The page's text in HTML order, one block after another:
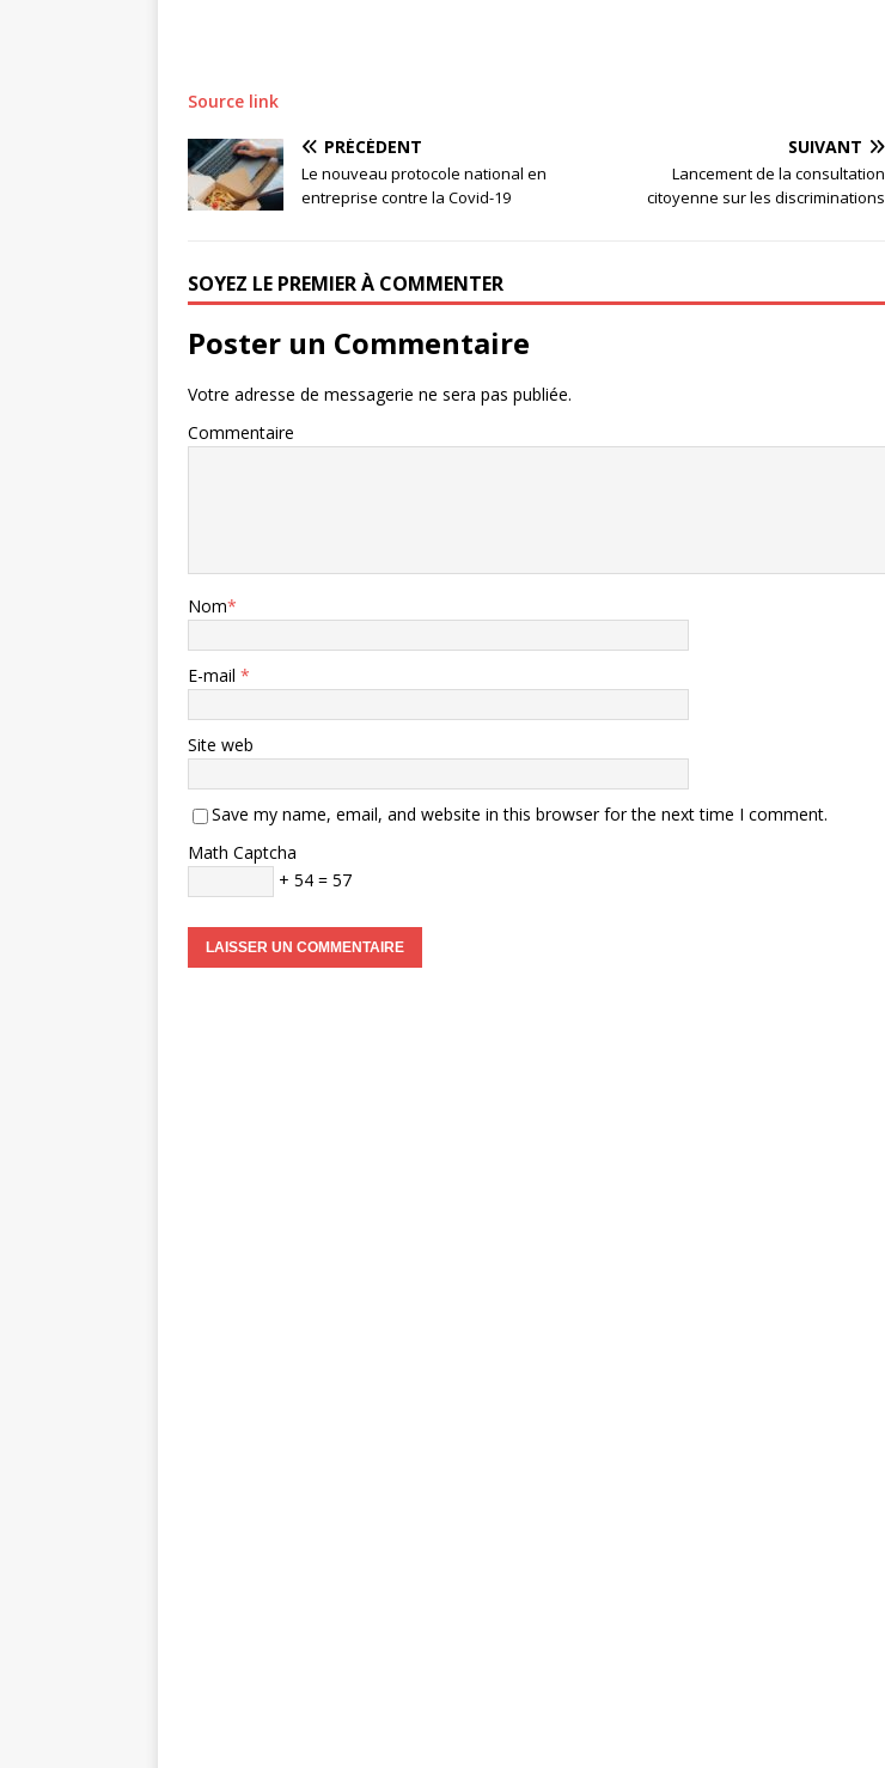
Source link
PRÉCÉDENT
Le nouveau protocole national en
entreprise contre la Covid-19
SUIVANT
Lancement de la consultation
citoyenne sur les discriminations
SOYEZ LE PREMIER À COMMENTER
Poster un Commentaire
Votre adresse de messagerie ne sera pas publiée.
Commentaire
Nom*
E-mail *
Site web
Save my name, email, and website in this browser for the next time I comment.
Math Captcha
+ 54 = 57